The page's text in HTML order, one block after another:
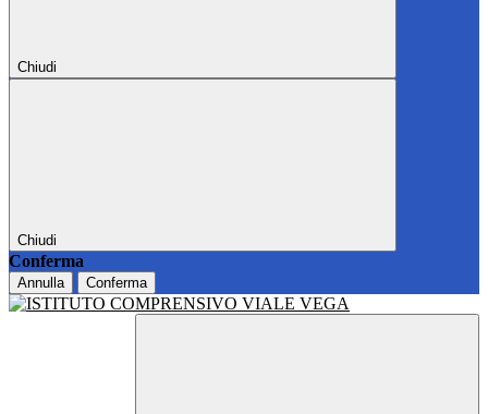
Chiudi
Chiudi
Conferma
Annulla Conferma